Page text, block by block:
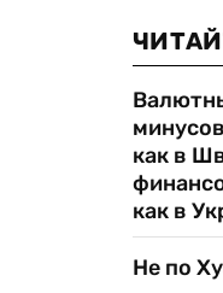
как в
как в
Не по